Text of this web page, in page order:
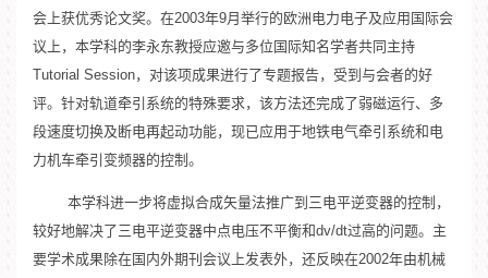
会上获优秀论文奖。在2003年9月举行的欧洲电力电子及应用国际会
议上，本学科的李永东教授应邀与多位国际知名学者共同主持
Tutorial Session，对该项成果进行了专题报告，受到与会者的好
评。针对轨道牵引系统的特殊要求，该方法还完成了弱磁运行、多
段速度切换及断电再起动功能，现已应用于地铁电气牵引系统和电
力机车牵引变频器的控制。
本学科进一步将虚拟合成矢量法推广到三电平逆变器的控制，
较好地解决了三电平逆变器中点电压不平衡和dv/dt过高的问题。主
要学术成果除在国内外期刊会议上发表外，还反映在2002年由机械